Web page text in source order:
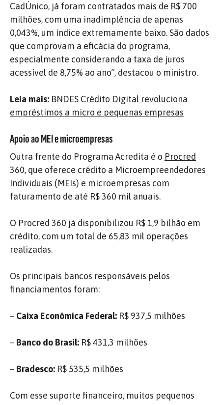
CadÚnico, já foram contratados mais de R$ 700
milhões, com uma inadimplência de apenas
0,043%, um índice extremamente baixo. São dados
que comprovam a eficácia do programa,
especialmente considerando a taxa de juros
acessível de 8,75% ao ano”, destacou o ministro.
Leia mais: BNDES Crédito Digital revoluciona
empréstimos a micro e pequenas empresas
Apoio ao MEI e microempresas
Outra frente do Programa Acredita é o Procred
360, que oferece crédito a Microempreendedores
Individuais (MEIs) e microempresas com
faturamento de até R$ 360 mil anuais.
O Procred 360 já disponibilizou R$ 1,9 bilhão em
crédito, com um total de 65,83 mil operações
realizadas.
Os principais bancos responsáveis pelos
financiamentos foram:
– Caixa Econômica Federal: R$ 937,5 milhões
– Banco do Brasil: R$ 431,3 milhões
– Bradesco: R$ 535,5 milhões
Com esse suporte financeiro, muitos pequenos